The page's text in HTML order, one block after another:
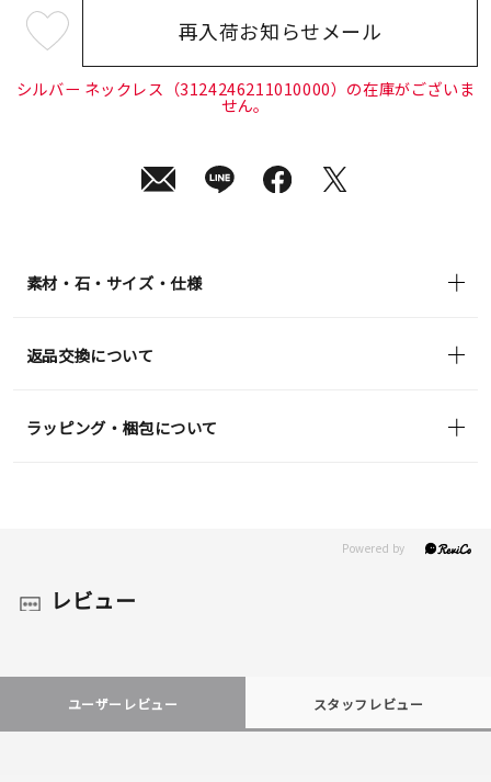
¥24,200 (tax
in)
再入荷お知らせメール
シルバー ネックレス（3124246211010000）の在庫がございま
せん。
素材・石・サイズ・仕様
返品交換について
ラッピング・梱包について
レビュー
ユーザーレビュー スタッフレビュー